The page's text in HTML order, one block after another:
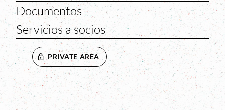
Documentos
Servicios a socios
PRIVATE AREA